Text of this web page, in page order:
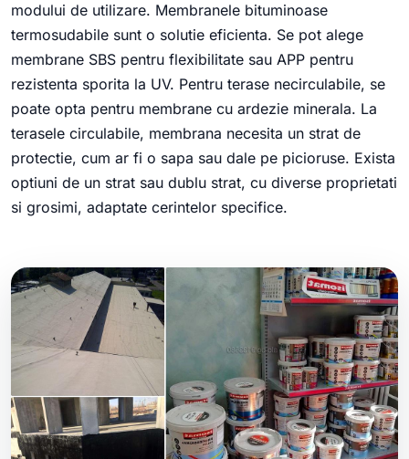
modului de utilizare. Membranele bituminoase
termosudabile sunt o solutie eficienta. Se pot alege
membrane SBS pentru flexibilitate sau APP pentru
rezistenta sporita la UV. Pentru terase necirculabile, se
poate opta pentru membrane cu ardezie minerala. La
terasele circulabile, membrana necesita un strat de
protectie, cum ar fi o sapa sau dale pe picioruse. Exista
optiuni de un strat sau dublu strat, cu diverse proprietati
si grosimi, adaptate cerintelor specifice.